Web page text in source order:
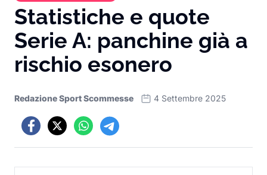
Statistiche e quote
Serie A: panchine già a
rischio esonero
Redazione Sport Scommesse 4 Settembre 2025